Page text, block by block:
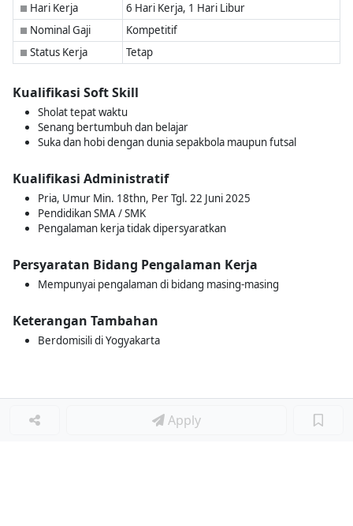
■ Hari Kerja 6 Hari Kerja, 1 Hari Libur
■ Nominal Gaji Kompetitif
■ Status Kerja Tetap
Kualifikasi Soft Skill
Sholat tepat waktu
Senang bertumbuh dan belajar
Suka dan hobi dengan dunia sepakbola maupun futsal
Kualifikasi Administratif
Pria, Umur Min. 18thn, Per Tgl. 22 Juni 2025
Pendidikan SMA / SMK
Pengalaman kerja tidak dipersyaratkan
Persyaratan Bidang Pengalaman Kerja
Mempunyai pengalaman di bidang masing-masing
Keterangan Tambahan
Berdomisili di Yogyakarta
Apply